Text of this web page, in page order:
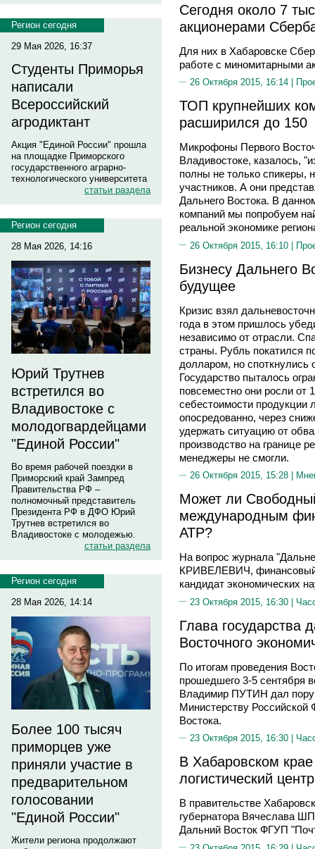
Регион сегодня
29 Мая 2026, 16:37
Студенты Приморья
написали
Всероссийский
агродиктант
Акция "Единой России" прошла
на площадке Приморского
государственного аграрно-
технологического университета
статьи раздела
Регион сегодня
28 Мая 2026, 14:16
Юрий Трутнев
встретился во
Владивостоке с
молодогвардейцами
"Единой России"
Во время рабочей поездки в
Приморский край Зампред
Правительства РФ –
полномочный представитель
Президента РФ в ДФО Юрий
Трутнев встретился во
Владивостоке с молодежью.
статьи раздела
Регион сегодня
28 Мая 2026, 14:14
Более 100 тысяч
приморцев уже
приняли участие в
предварительном
голосовании
"Единой России"
Жители региона продолжают
Сегодня около 7
акционерами
Для них в Хабаровске
работе с миномитарными
26 Октября 2015, 16:14 |
ТОП крупнейших
расширился до 150
Микрофоны Первого
Владивостоке, казалось,
полны не только спикеры,
участников. А они
Дальнего Востока. В
компаний мы попробуем
реальной экономике
26 Октября 2015, 16:10 |
Бизнесу Дальнего
будущее
Кризис взял
года в этом пришлось
независимо от отрасли.
страны. Рубль покатился
долларом, но споткнулись
Государство пыталось
повсеместно они росли от
себестоимости продукции
опосредованно, через
удержать ситуацию от
производство на границе
менеджеры не смогли.
26 Октября 2015, 15:28 |
Может ли
международным
АТР?
На вопрос журнала
КРИВЕЛЕВИЧ, финансовый
кандидат экономических
23 Октября 2015, 16:30 |
Глава государства
Восточного
По итогам проведения
прошедшего 3-5 сентября
Владимир ПУТИН дал
Министерству Российской
Востока.
23 Октября 2015, 16:30 |
В Хабаровском
логистический
В правительстве
губернатора Вячеслава
Дальний Восток ФГУП